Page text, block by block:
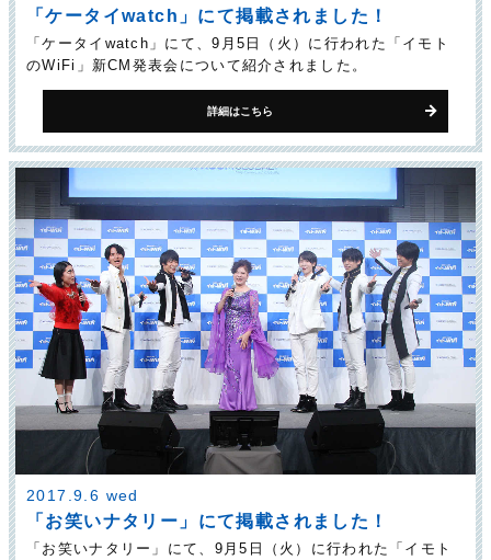
「ケータイwatch」にて掲載されました！
「ケータイwatch」にて、9月5日（火）に行われた「イモト
のWiFi」新CM発表会について紹介されました。
詳細はこちら
2017.9.6 wed
「お笑いナタリー」にて掲載されました！
「お笑いナタリー」にて、9月5日（火）に行われた「イモト